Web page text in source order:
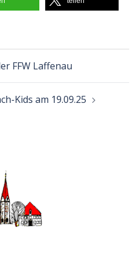
FFW Laffenau
Kids am 19.09.25